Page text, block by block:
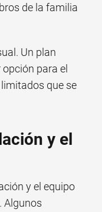
de la familia
Un plan
para el
que se
y el
y el equipo
Algunos